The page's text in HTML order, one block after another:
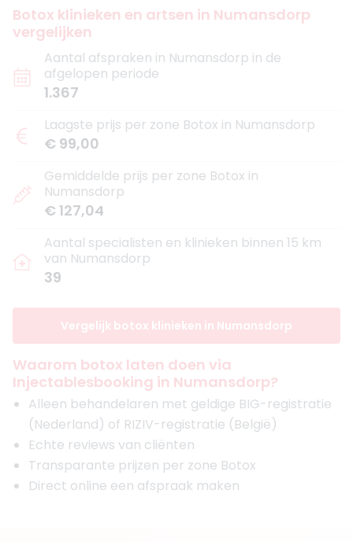
Botox klinieken en artsen in Numansdorp
vergelijken
Aantal afspraken in Numansdorp in de
afgelopen periode
1.367
Laagste prijs per zone Botox in Numansdorp
€ 99,00
Gemiddelde prijs per zone Botox in
Numansdorp
€ 127,04
Aantal specialisten en klinieken binnen 15 km
van Numansdorp
39
Vergelijk botox klinieken in Numansdorp
Waarom botox laten doen via
Injectablesbooking in Numansdorp?
Alleen behandelaren met geldige BIG-registratie
(Nederland) of RIZIV-registratie (België)
Echte reviews van cliënten
Transparante prijzen per zone Botox
Direct online een afspraak maken